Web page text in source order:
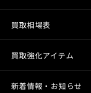
買取相場表
買取強化アイテム
新着情報・お知らせ